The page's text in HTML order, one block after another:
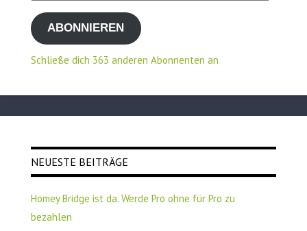
Mail-
AdresseABONNIEREN
Schließe dich 363 anderen Abonnenten an
NEUESTE BEITRÄGE
Homey Bridge ist da. Werde Pro ohne für Pro zu
bezahlen